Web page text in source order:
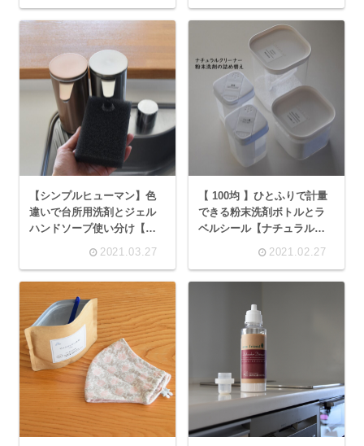
【シンプルヒューマン】色
違いで台所用洗剤とジェル
ハンドソープ使い分け【
2021.03.27
【 100均 】ひとふりで計量
できる粉末洗剤ボトルとラ
ベルシール【ナチュラルク
2021.02.27